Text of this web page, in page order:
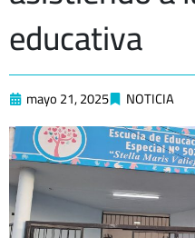
educativa
mayo 21, 2025 NOTICIA